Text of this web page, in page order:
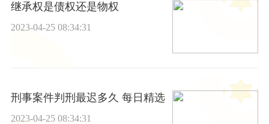
继承权是债权还是物权
2023-04-25 08:34:31
刑事案件判刑最迟多久 每日精选
2023-04-25 08:34:31